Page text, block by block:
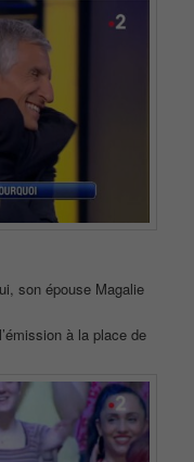
son épouse Magalie
à la place de